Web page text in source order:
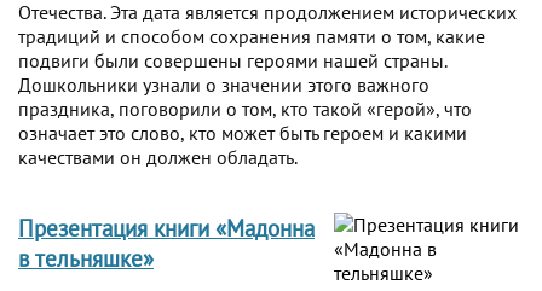
Отечества. Эта дата является продолжением исторических
традиций и способом сохранения памяти о том, какие
подвиги были совершены героями нашей страны.
Дошкольники узнали о значении этого важного
праздника, поговорили о том, кто такой «герой», что
означает это слово, кто может быть героем и какими
качествами он должен обладать.
Презентация книги «Мадонна
в тельняшке»